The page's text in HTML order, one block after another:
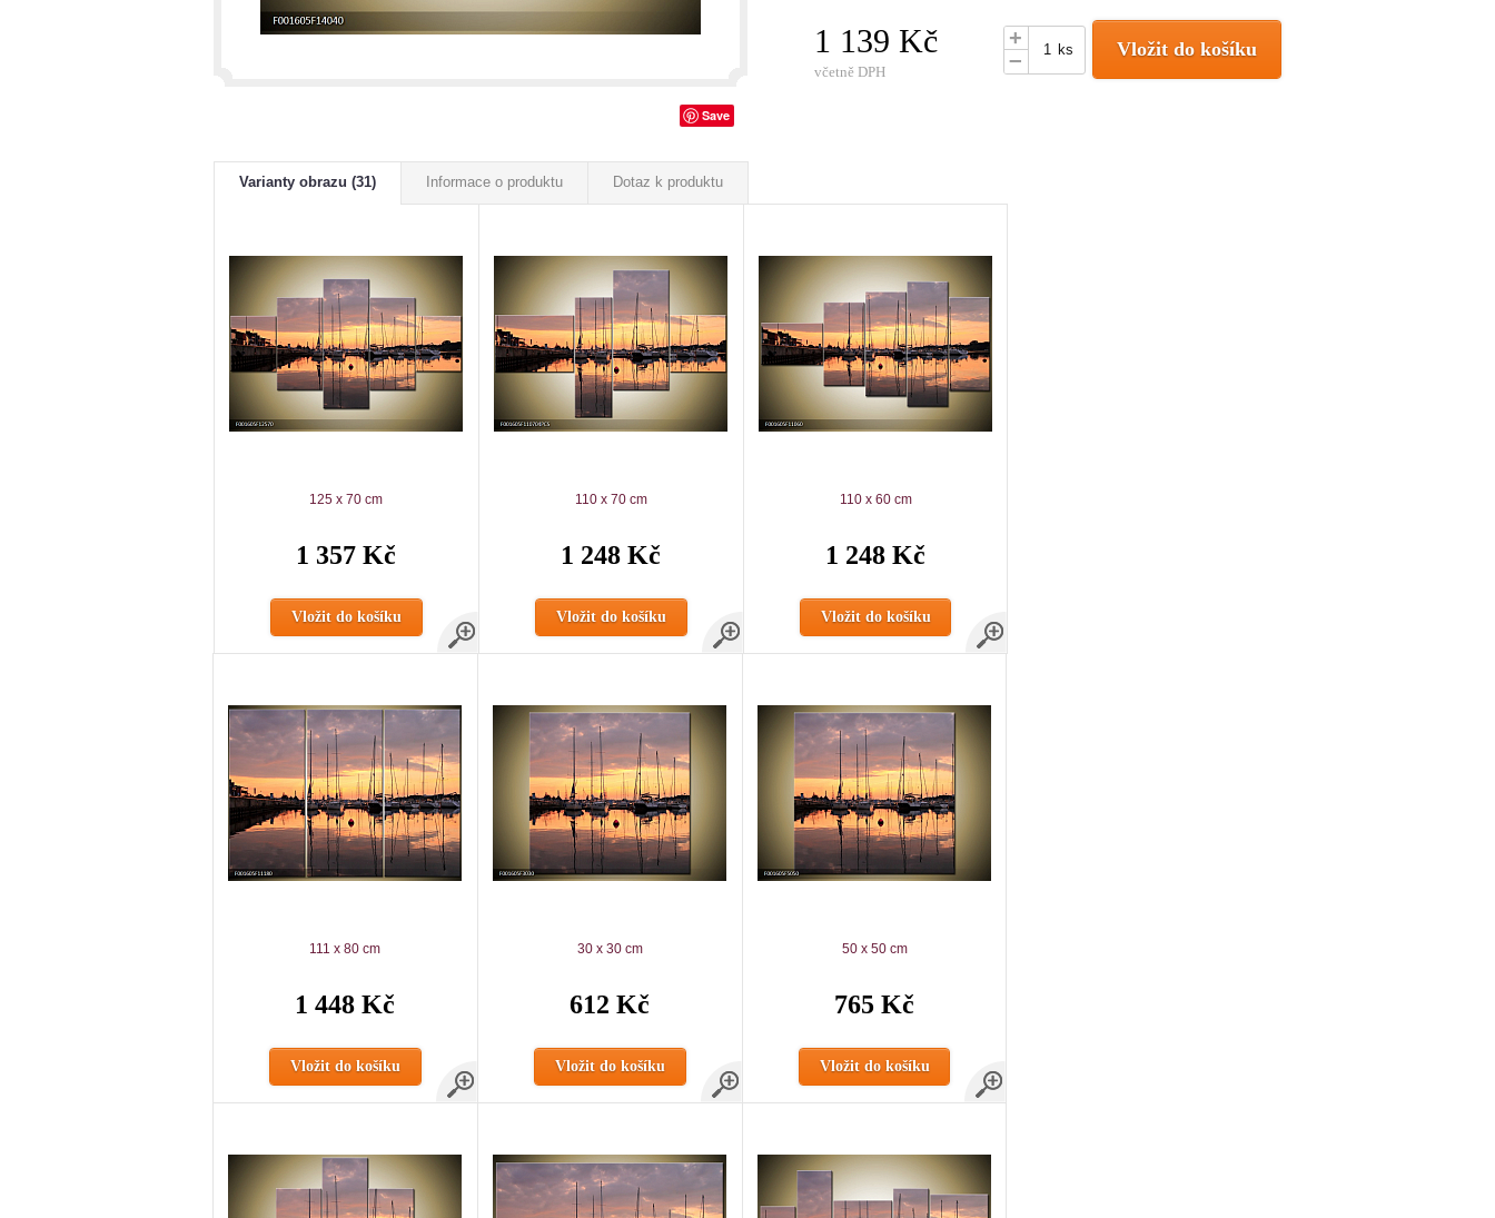
Save
1 139 Kč
včetně DPH
+
– ks Vložit do košíku
Varianty obrazu (31) Informace o produktu Dotaz k produktu
125 x 70 cm
1 357 Kč
Vložit do košíku
110 x 70 cm
1 248 Kč
Vložit do košíku
110 x 60 cm
1 248 Kč
Vložit do košíku
111 x 80 cm
1 448 Kč
Vložit do košíku
30 x 30 cm
612 Kč
Vložit do košíku
50 x 50 cm
765 Kč
Vložit do košíku